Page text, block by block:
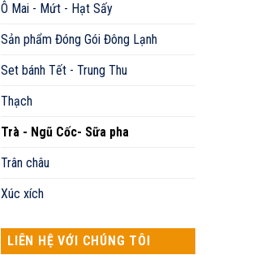
Ô Mai - Mứt - Hạt Sấy
Sản phẩm Đóng Gói Đông Lạnh
Set bánh Tết - Trung Thu
Thạch
Trà - Ngũ Cốc- Sữa pha
Trân châu
Xúc xích
LIÊN HỆ VỚI CHÚNG TÔI